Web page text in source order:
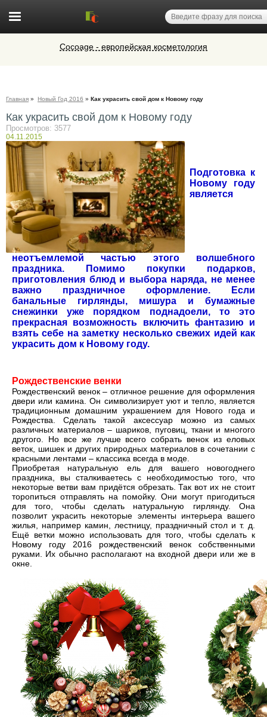
Алюминиевые окна, витражи,
фонари из профиля СИАЛ (Россия)
Cocoage - европейская косметология
для животных.
Микроавтобусы в Челябинск утром и
вечером
Главная » Новый Год 2016 » Как украсить свой дом к Новому году
Как украсить свой дом к Новому году
Просмотров: 3577
04.11.2015
Подготовка к
Новому году
является
неотъемлемой частью этого волшебного
праздника. Помимо покупки подарков,
приготовления блюд и выбора наряда, не менее
важно праздничное оформление. Если
банальные гирлянды, мишура и бумажные
снежинки уже порядком поднадоели, то это
прекрасная возможность включить фантазию и
взять себе на заметку несколько свежих идей как
украсить дом к Новому году.
Рождественские венки
Рождественский венок – отличное решение для оформления
двери или камина. Он символизирует уют и тепло, является
традиционным домашним украшением для Нового года и
Рождества. Сделать такой аксессуар можно из самых
различных материалов – шариков, пуговиц, ткани и многого
другого. Но все же лучше всего собрать венок из еловых
веток, шишек и других природных материалов в сочетании с
красными лентами – классика всегда в моде.
Приобретая натуральную ель для вашего новогоднего
праздника, вы сталкиваетесь с необходимостью того, что
некоторые ветви вам придётся обрезать. Так вот их не стоит
торопиться отправлять на помойку. Они могут пригодиться
для того, чтобы сделать натуральную гирлянду. Она
позволит украсить некоторые элементы интерьера вашего
жилья, например камин, лестницу, праздничный стол и т. д.
Ещё ветки можно использовать для того, чтобы сделать к
Новому году 2016 рождественский венок собственными
руками. Их обычно располагают на входной двери или же в
окне.